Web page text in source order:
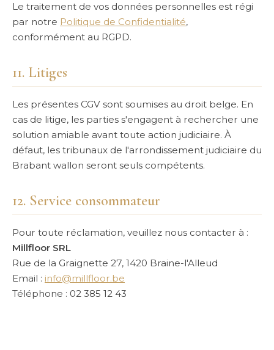
Le traitement de vos données personnelles est régi
par notre Politique de Confidentialité,
conformément au RGPD.
11. Litiges
Les présentes CGV sont soumises au droit belge. En
cas de litige, les parties s'engagent à rechercher une
solution amiable avant toute action judiciaire. À
défaut, les tribunaux de l'arrondissement judiciaire du
Brabant wallon seront seuls compétents.
12. Service consommateur
Pour toute réclamation, veuillez nous contacter à :
Millfloor SRL
Rue de la Graignette 27, 1420 Braine-l'Alleud
Email : info@millfloor.be
Téléphone : 02 385 12 43